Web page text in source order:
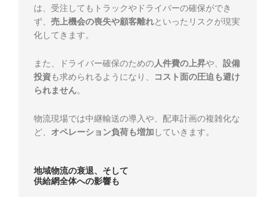
は、受注してもトラックやドライバーの確保ができ
ず、 売上機会の喪失や顧客離れといったリスクが現実
化してきます。
また、ドライバー確保のための人件費の上昇や、 設備
投資も求められるようになり、
コスト面の圧迫も避け
られません。
物流現場では中継輸送の導入や、配車計画の複雑化な
ど、 オペレーション負荷も増加 していきます。
地域物流の衰退、そして
供給網全体への影響も